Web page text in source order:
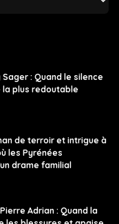
Sager : Quand le silence
la plus redoutable
de terroir et intrigue à
les Pyrénées
drame familial
Adrian : Quand la